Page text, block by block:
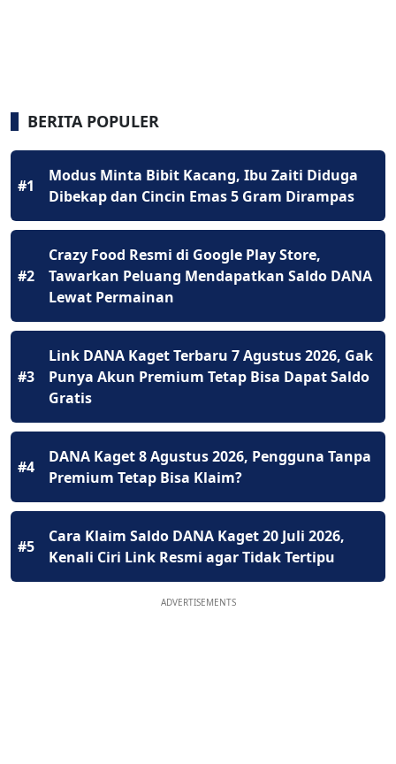
BERITA POPULER
#1
Modus Minta Bibit Kacang, Ibu Zaiti Diduga
Dibekap dan Cincin Emas 5 Gram Dirampas
#2
Crazy Food Resmi di Google Play Store,
Tawarkan Peluang Mendapatkan Saldo DANA
Lewat Permainan
#3
Link DANA Kaget Terbaru 7 Agustus 2026, Gak
Punya Akun Premium Tetap Bisa Dapat Saldo
Gratis
#4
DANA Kaget 8 Agustus 2026, Pengguna Tanpa
Premium Tetap Bisa Klaim?
#5
Cara Klaim Saldo DANA Kaget 20 Juli 2026,
Kenali Ciri Link Resmi agar Tidak Tertipu
ADVERTISEMENTS